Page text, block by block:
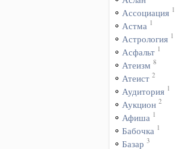
Ассоциация 1
Астма 1
Астрология 1
Асфальт 1
Атеизм 8
Атеист 2
Аудитория 1
Аукцион 2
Афиша 1
Бабочка 1
Базар 3